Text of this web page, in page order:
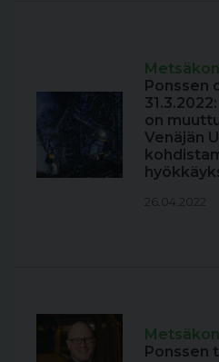
Ponssen
on
Venäjän
26.04.2022
Ponssen